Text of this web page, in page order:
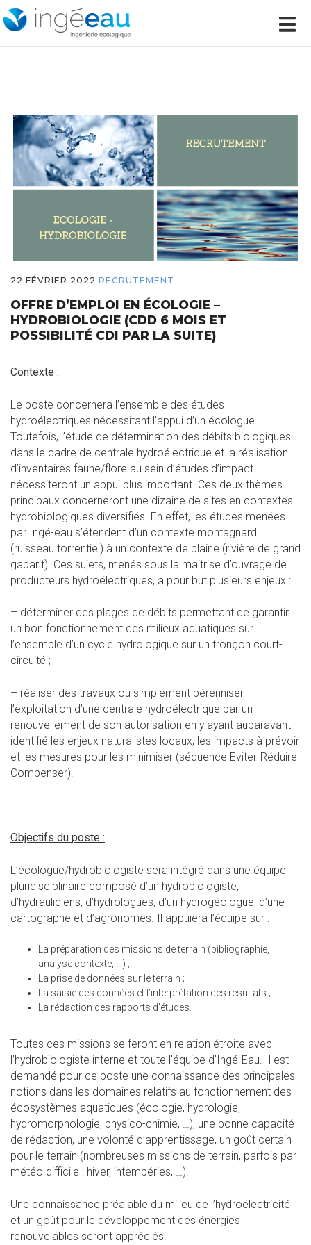
22 FÉVRIER 2022 RECRUTEMENT
OFFRE D’EMPLOI EN ÉCOLOGIE –
HYDROBIOLOGIE (CDD 6 MOIS ET
POSSIBILITÉ CDI PAR LA SUITE)
Contexte :
Le poste concernera l’ensemble des études
hydroélectriques nécessitant l’appui d’un écologue.
Toutefois, l’étude de détermination des débits biologiques
dans le cadre de centrale hydroélectrique et la réalisation
d’inventaires faune/flore au sein d’études d’impact
nécessiteront un appui plus important. Ces deux thèmes
principaux concerneront une dizaine de sites en contextes
hydrobiologiques diversifiés. En effet, les études menées
par Ingé-eau s’étendent d’un contexte montagnard
(ruisseau torrentiel) à un contexte de plaine (rivière de grand
gabarit). Ces sujets, menés sous la maitrise d’ouvrage de
producteurs hydroélectriques, a pour but plusieurs enjeux :
– déterminer des plages de débits permettant de garantir
un bon fonctionnement des milieux aquatiques sur
l’ensemble d’un cycle hydrologique sur un tronçon court-
circuité ;
– réaliser des travaux ou simplement pérenniser
l’exploitation d’une centrale hydroélectrique par un
renouvellement de son autorisation en y ayant auparavant
identifié les enjeux naturalistes locaux, les impacts à prévoir
et les mesures pour les minimiser (séquence Eviter-Réduire-
Compenser).
Objectifs du poste :
L’écologue/hydrobiologiste sera intégré dans une équipe
pluridisciplinaire composé d’un hydrobiologiste,
d’hydrauliciens, d’hydrologues, d’un hydrogéologue, d’une
cartographe et d’agronomes. Il appuiera l’équipe sur :
La préparation des missions de terrain (bibliographie,
analyse contexte, …) ;
La prise de données sur le terrain ;
La saisie des données et l’interprétation des résultats ;
La rédaction des rapports d’études.
Toutes ces missions se feront en relation étroite avec
l’hydrobiologiste interne et toute l’équipe d’Ingé-Eau. Il est
demandé pour ce poste une connaissance des principales
notions dans les domaines relatifs au fonctionnement des
écosystèmes aquatiques (écologie, hydrologie,
hydromorphologie, physico-chimie, …), une bonne capacité
de rédaction, une volonté d’apprentissage, un goût certain
pour le terrain (nombreuses missions de terrain, parfois par
météo difficile : hiver, intempéries, …).
Une connaissance préalable du milieu de l’hydroélectricité
et un goût pour le développement des énergies
renouvelables seront appréciés.